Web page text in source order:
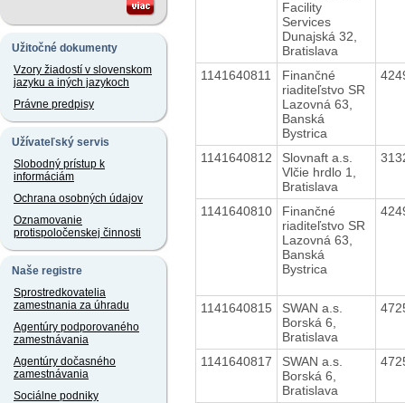
Užitočné dokumenty
Vzory žiadostí v slovenskom
jazyku a iných jazykoch
Právne predpisy
Užívateľský servis
Slobodný prístup k
informáciám
Ochrana osobných údajov
Oznamovanie
protispoločenskej činnosti
Naše registre
Sprostredkovatelia
zamestnania za úhradu
Agentúry podporovaného
zamestnávania
Agentúry dočasného
zamestnávania
Sociálne podniky
Facility
Services
Dunajská 32,
Bratislava
1141640811
Finančné
riaditeľstvo SR
Lazovná 63,
Banská
Bystrica
1141640812
Slovnaft a.s.
Vlčie hrdlo 1,
Bratislava
1141640810
Finančné
riaditeľstvo SR
Lazovná 63,
Banská
Bystrica
1141640815
SWAN a.s.
Borská 6,
Bratislava
1141640817
SWAN a.s.
Borská 6,
Bratislava